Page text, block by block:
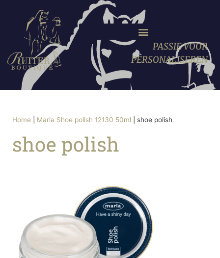
PASSIE VOOR
PERSONALISEREN
Home Marla Shoe polish 12130 50ml shoe polish
shoe polish